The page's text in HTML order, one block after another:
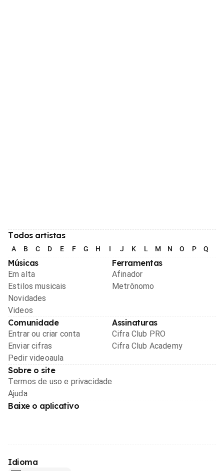
Todos artistas
A B C D E F G H I J K L M N O P Q
Músicas
Em alta
Estilos musicais
Novidades
Videos
Ferramentas
Afinador
Metrônomo
Comunidade
Entrar ou criar conta
Enviar cifras
Pedir videoaula
Assinaturas
Cifra Club PRO
Cifra Club Academy
Sobre o site
Termos de uso e privacidade
Ajuda
Baixe o aplicativo
Idioma